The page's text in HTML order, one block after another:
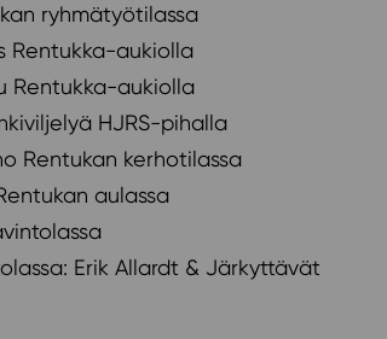
ryhmätyötilassa
Rentukka-aukiolla
Rentukka-aukiolla
HJRS-pihalla
Rentukan kerhotilassa
aulassa
Erik Allardt & Järkyttävät